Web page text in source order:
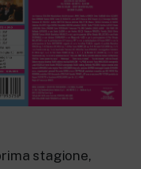
ultime notizie
stagione,